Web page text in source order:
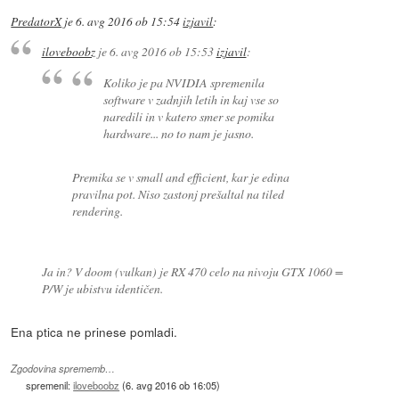
PredatorXje6. avg 2016 ob 15:54izjavil:
iloveboobzje6. avg 2016 ob 15:53izjavil:
Koliko je pa NVIDIA spremenila
software v zadnjih letih in kaj vse so
naredili in v katero smer se pomika
hardware... no to nam je jasno.
Premika se v small and efficient, kar je edina
pravilna pot. Niso zastonj prešaltal na tiled
rendering.
Ja in? V doom (vulkan) je RX 470 celo na nivoju GTX 1060 =
P/W je ubistvu identičen.
Ena ptica ne prinese pomladi.
Zgodovina sprememb…
spremenil:iloveboobz (6. avg 2016 ob 16:05)